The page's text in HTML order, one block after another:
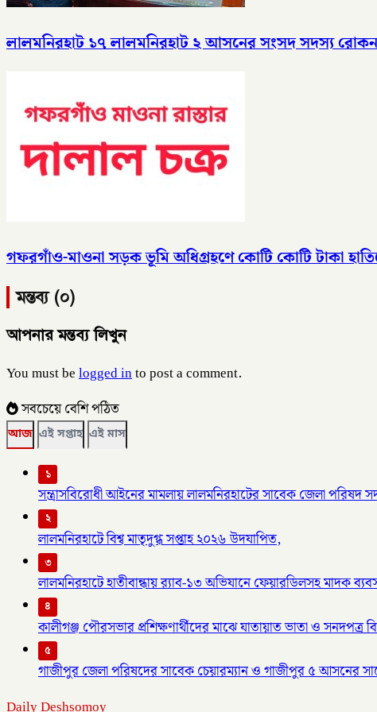
লালমনিরহাট ১৭ লালমনিরহাট ২ আসনের সংসদ সদস্য রোকন
গফরগাঁও-মাওনা সড়ক ভূমি অধিগ্রহণে কোটি কোটি টাকা
মন্তব্য (০)
আপনার মন্তব্য লিখুন
You must belogged into post a comment.
সবচেয়ে বেশি পঠিত
আজ এই সপ্তাহ এই মাস
১
সন্ত্রাসবিরোধী আইনের মামলায় লালমনিরহাটের সাবেক জেলা পরিষদ
২
লালমনিরহাটে বিশ্ব মাতৃদুগ্ধ সপ্তাহ ২০২৬ উদযাপিত,
৩
লালমনিরহাটে হাতীবান্ধায় র‌্যাব-১৩ অভিযানে ফেয়ারডিলসহ মাদক
৪
কালীগঞ্জ পৌরসভার প্রশিক্ষণার্থীদের মাঝে যাতায়াত ভাতা ও সনদপত্র
৫
গাজীপুর জেলা পরিষদের সাবেক চেয়ারম্যান ও গাজীপুর ৫ আসনের
Daily Deshsomoy